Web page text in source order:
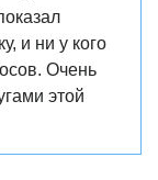
и ни у кого
Очень
этой